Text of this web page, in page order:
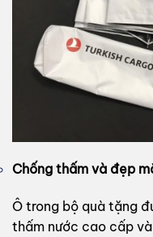
Chống thấm và đẹp
Ô trong bộ quà tặng
thấm nước cao cấp